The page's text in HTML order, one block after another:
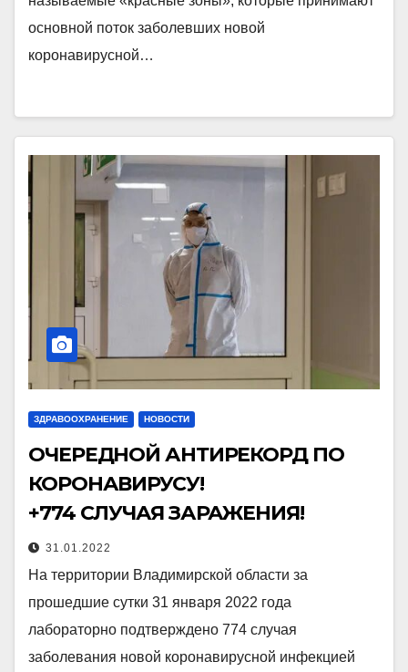
основной поток заболевших новой
коронавирусной…
ЗДРАВООХРАНЕНИЕ НОВОСТИ
ОЧЕРЕДНОЙ АНТИРЕКОРД ПО
КОРОНАВИРУСУ!
+774 СЛУЧАЯ ЗАРАЖЕНИЯ!
31.01.2022
На территории Владимирской области за
прошедшие сутки 31 января 2022 года
лабораторно подтверждено 774 случая
заболевания новой коронавирусной инфекцией